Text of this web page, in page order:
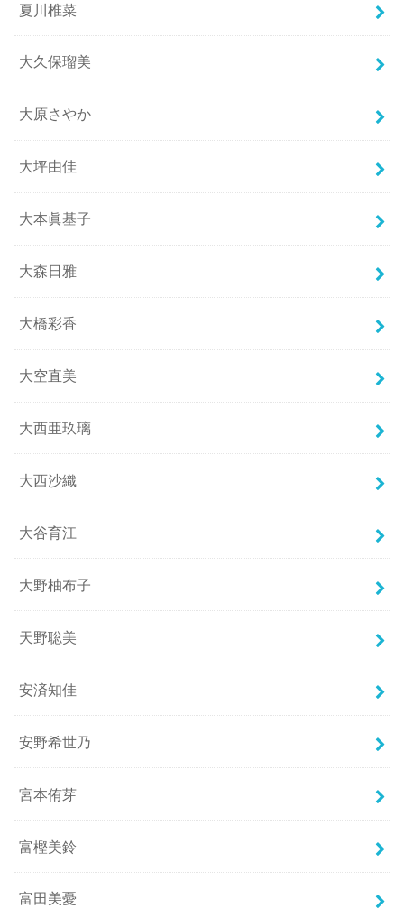
夏川椎菜
大久保瑠美
大原さやか
大坪由佳
大本眞基子
大森日雅
大橋彩香
大空直美
大西亜玖璃
大西沙織
大谷育江
大野柚布子
天野聡美
安済知佳
安野希世乃
宮本侑芽
富樫美鈴
富田美憂